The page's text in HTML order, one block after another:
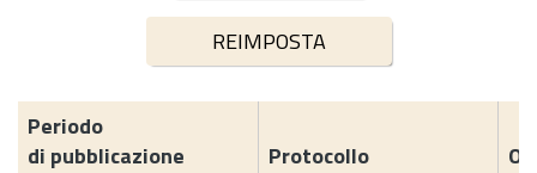
Periodo
di pubblicazione
Protocollo